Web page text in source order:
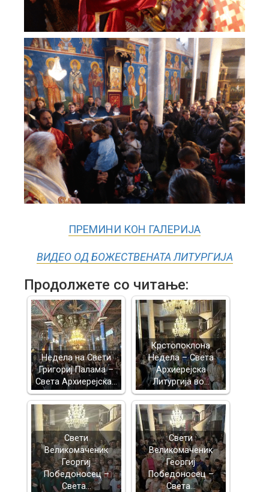
ПРЕМИНИ КОН ГАЛЕРИЈА
ВИДЕО ОД БОЖЕСТВЕНАТА ЛИТУРГИЈА
Продолжете со читање:
Недела на Свети
Григориј Палама –
Света Архиерејска…
Крстопоклона
Недела – Света
Архиерејска
Литургија во…
Свети
Великомаченик
Георгиј
Победоносец –
Света…
Свети
Великомаченик
Георгиј
Победоносец –
Света…